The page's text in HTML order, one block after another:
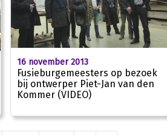
00:00
16 november 2013
Fusieburgemeesters op bezoek
bij ontwerper Piet-Jan van den
Kommer (VIDEO)